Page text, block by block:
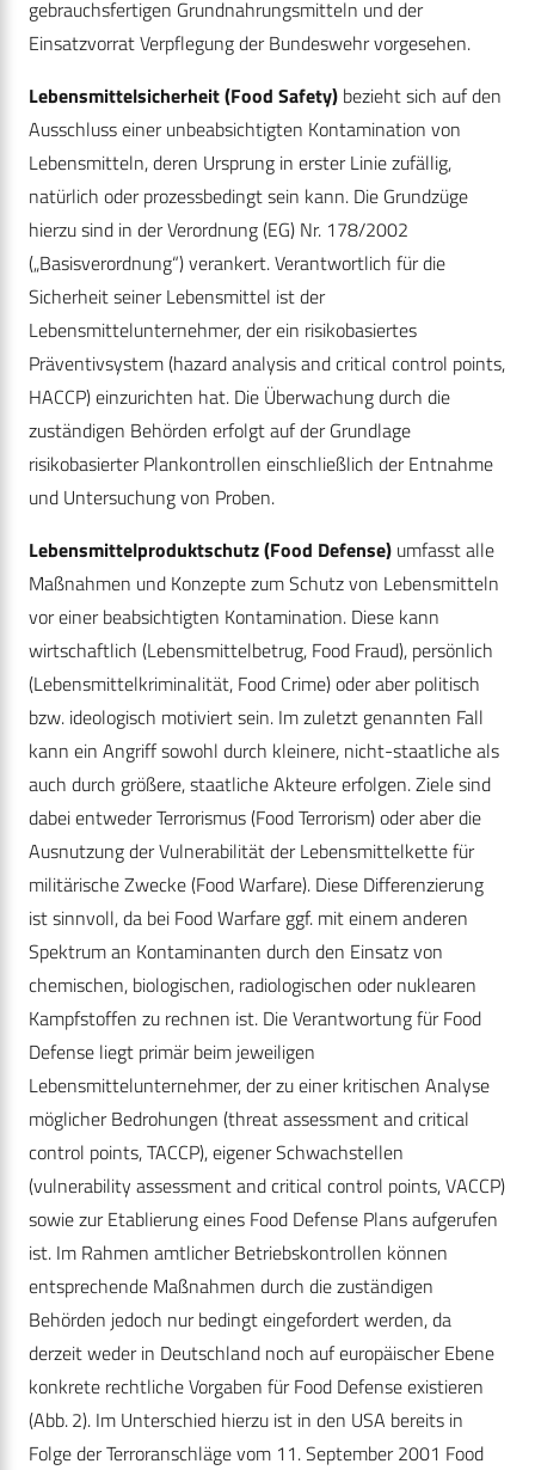
gebrauchsfertigen Grundnahrungsmitteln und der
Einsatzvorrat Verpflegung der Bundeswehr vorgesehen.
Lebensmittelsicherheit (Food Safety) bezieht sich auf den
Ausschluss einer unbeabsichtigten Kontamination von
Lebensmitteln, deren Ursprung in erster Linie zufällig,
natürlich oder prozessbedingt sein kann. Die Grundzüge
hierzu sind in der Verordnung (EG) Nr. 178/2002
(„Basisverordnung“) verankert. Verantwortlich für die
Sicherheit seiner Lebensmittel ist der
Lebensmittelunternehmer, der ein risikobasiertes
Präventivsystem (hazard analysis and critical control points,
HACCP) einzurichten hat. Die Überwachung durch die
zuständigen Behörden erfolgt auf der Grundlage
risikobasierter Plankontrollen einschließlich der Entnahme
und Untersuchung von Proben.
Lebensmittelproduktschutz (Food Defense) umfasst alle
Maßnahmen und Konzepte zum Schutz von Lebensmitteln
vor einer beabsichtigten Kontamination. Diese kann
wirtschaftlich (Lebensmittelbetrug, Food Fraud), persönlich
(Lebensmittelkriminalität, Food Crime) oder aber politisch
bzw. ideologisch motiviert sein. Im zuletzt genannten Fall
kann ein Angriff sowohl durch kleinere, nicht-staatliche als
auch durch größere, staatliche Akteure erfolgen. Ziele sind
dabei entweder Terrorismus (Food Terrorism) oder aber die
Ausnutzung der Vulnerabilität der Lebensmittelkette für
militärische Zwecke (Food Warfare). Diese Differenzierung
ist sinnvoll, da bei Food Warfare ggf. mit einem anderen
Spektrum an Kontaminanten durch den Einsatz von
chemischen, biologischen, radiologischen oder nuklearen
Kampfstoffen zu rechnen ist. Die Verantwortung für Food
Defense liegt primär beim jeweiligen
Lebensmittelunternehmer, der zu einer kritischen Analyse
möglicher Bedrohungen (threat assessment and critical
control points, TACCP), eigener Schwachstellen
(vulnerability assessment and critical control points, VACCP)
sowie zur Etablierung eines Food Defense Plans aufgerufen
ist. Im Rahmen amtlicher Betriebskontrollen können
entsprechende Maßnahmen durch die zuständigen
Behörden jedoch nur bedingt eingefordert werden, da
derzeit weder in Deutschland noch auf europäischer Ebene
konkrete rechtliche Vorgaben für Food Defense existieren
(Abb. 2). Im Unterschied hierzu ist in den USA bereits in
Folge der Terroranschläge vom 11. September 2001 Food